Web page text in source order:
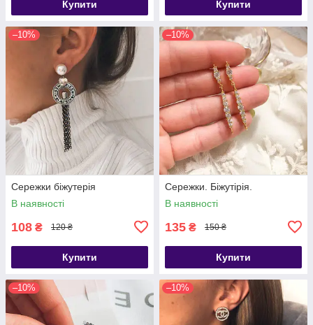
Купити Купити
–10%
Сережки біжутерія
В наявності
108 ₴ 120 ₴
Купити
–10%
Сережки. Біжутірія.
В наявності
135 ₴ 150 ₴
Купити
–10% –10%